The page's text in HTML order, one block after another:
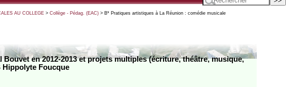
AU COLLEGE> Collège - Pédag. (EAC)> B* Pratiques artistiques à La Réunion : comédie musicale
en 2012-2013 et projets multiples (écriture, théâtre, musique,
Hippolyte Foucque